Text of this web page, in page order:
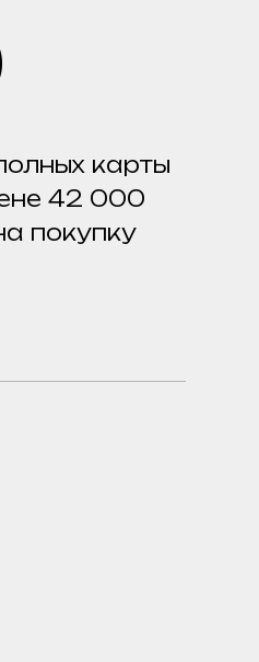
карты
42 000
покупку